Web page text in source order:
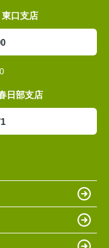
口支店
日部支店